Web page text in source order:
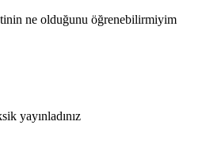
ne olduğunu öğrenebilirmiyim
yayınladınız